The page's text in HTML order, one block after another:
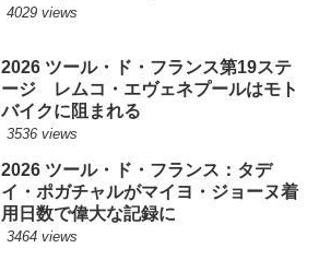
4029 views
2026 ツール・ド・フランス第19ステ
ージ レムコ・エヴェネプールはモト
バイクに阻まれる
3536 views
2026 ツール・ド・フランス：タデ
イ・ポガチャルがマイヨ・ジョーヌ着
用日数で偉大な記録に
3464 views